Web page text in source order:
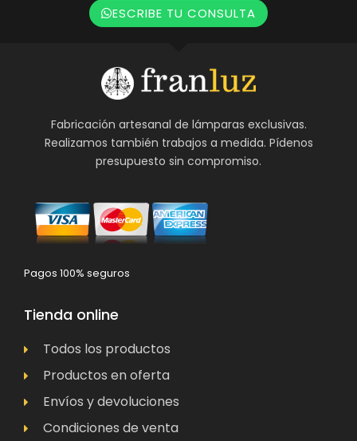
ESCRIBE TU CONSULTA
Fabricación artesanal de lámparas exclusivas.
Realizamos también trabajos a medida. Pídenos
presupuesto sin compromiso.
Pagos 100% seguros
Tienda online
Todos los productos
Productos en oferta
Envíos y devoluciones
Condiciones de venta